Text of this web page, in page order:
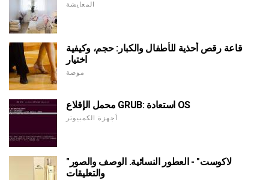
المعايشة
قاعة رقص أحذية للأطفال والكبار: حجم، وكيفية
اختيار
موضة
محمل الإقلاع GRUB: استعادة OS
أجهزة الكمبيوتر
"لاكوست" - العطور النسائية. الوصف والصور
والتعليقات